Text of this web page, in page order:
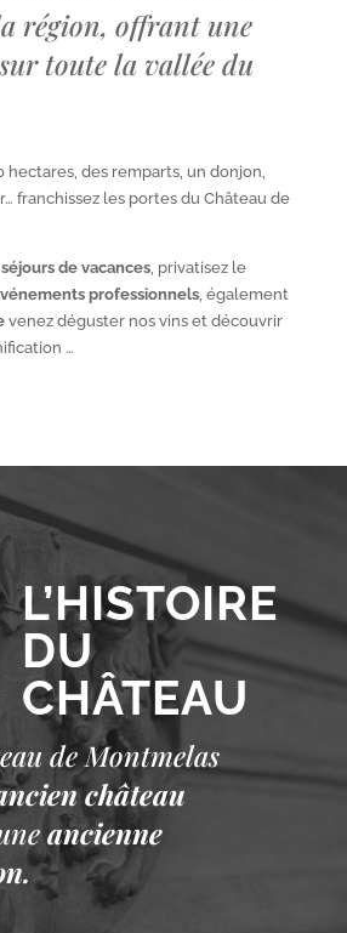
région, offrant une
toute la vallée du
hectares, des remparts, un donjon,
franchissez les portes du Château de
de vacances, privatisez le
professionnels, également
venez déguster nos vins et découvrir
…
L’HISTOIRE
DU
CHÂTEAU
de Montmelas
château
ancienne